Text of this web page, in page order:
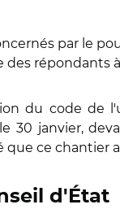
par le
des répondants
du code de
30 janvier,
que ce
d'État